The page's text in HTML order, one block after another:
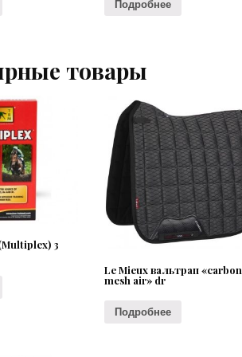
Подробнее
товары
3
Le Mieux вальтрап «carbon
mesh air» dr
Подробнее